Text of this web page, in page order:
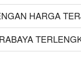
HARGA